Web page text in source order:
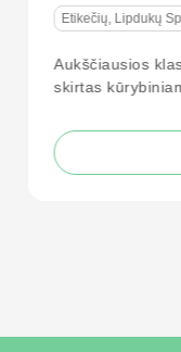
Etikečių, Lipdukų
Aukščiausios
skirtas